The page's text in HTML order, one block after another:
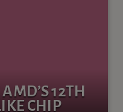
12TH
CHIP